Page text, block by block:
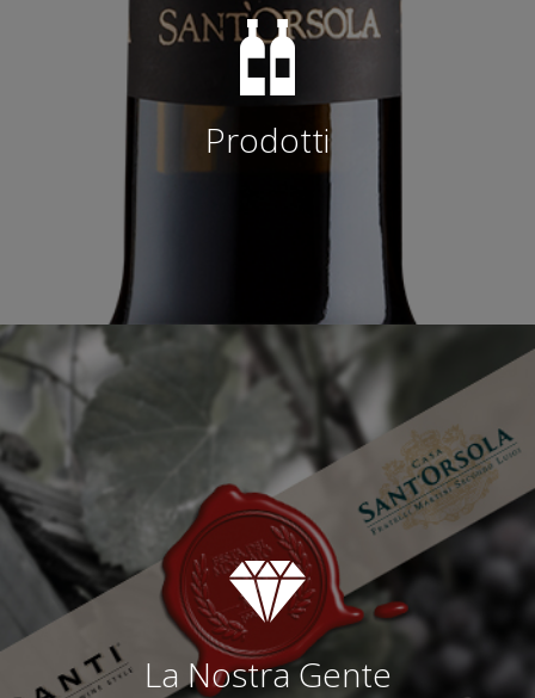
Prodotti
La Nostra Gente